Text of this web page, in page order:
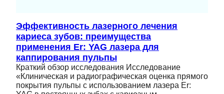
Эффективность лазерного лечения
кариеса зубов: преимущества
применения Er: YAG лазера для
каппирования пульпы
Краткий обзор исследования Исследование
«Клиническая и радиографическая оценка прямого
покрытия пульпы с использованием лазера Er: